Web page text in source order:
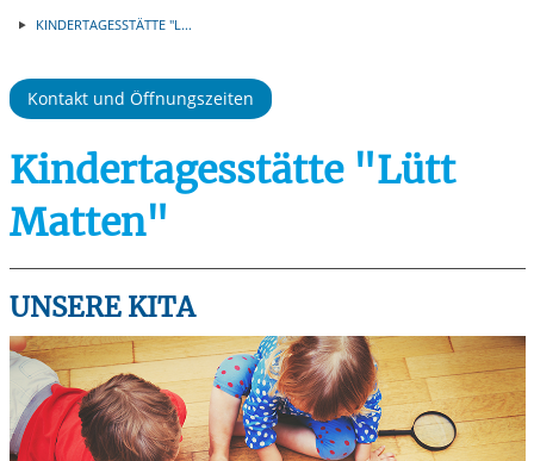
KINDERTAGESSTÄTTE "L...
Kontakt und Öffnungszeiten
Kindertagesstätte "Lütt
Matten"
UNSERE KITA